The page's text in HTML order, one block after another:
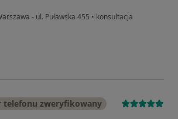
- ul. Puławska 455 • konsultacja
telefonu zweryfikowany